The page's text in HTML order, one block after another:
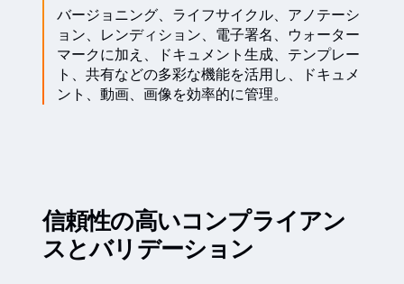
バージョニング、ライフサイクル、アノテーシ
ョン、レンディション、電子署名、ウォーター
マークに加え、ドキュメント生成、テンプレー
ト、共有などの多彩な機能を活用し、ドキュメ
ント、動画、画像を効率的に管理。
信頼性の高いコンプライアン
スとバリデーション